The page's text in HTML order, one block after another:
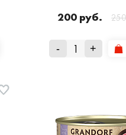
200 руб. 250
- +